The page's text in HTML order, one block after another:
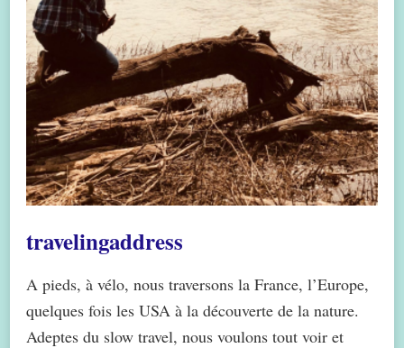
travelingaddress
A pieds, à vélo, nous traversons la France, l’Europe,
quelques fois les USA à la découverte de la nature.
Adeptes du slow travel, nous voulons tout voir et